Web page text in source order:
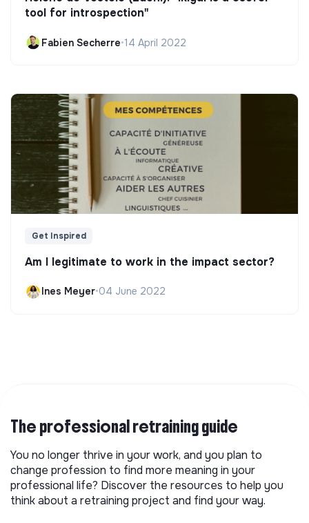
tool for introspection"
Fabien Secherre•14 April 2022
Get Inspired
Am I legitimate to work in the impact sector?
Ines Meyer•04 June 2022
The professional retraining guide
You no longer thrive in your work, and you plan to
change profession to find more meaning in your
professional life? Discover the resources to help you
think about a retraining project and find your way.